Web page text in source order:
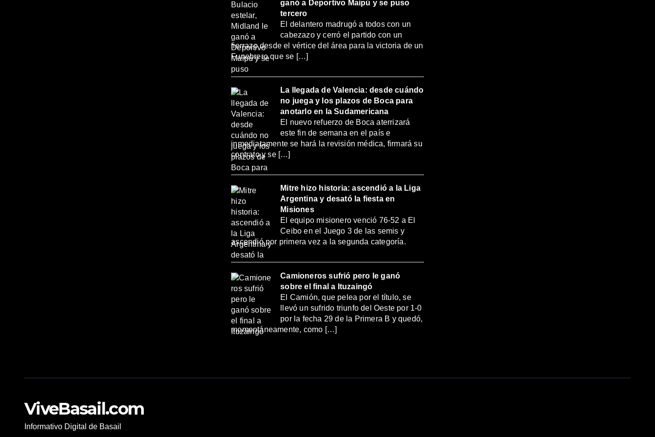
ganó a Deportivo Maipú y se puso
tercero
El delantero madrugó a todos con un
cabezazo y cerró el partido con un
fierrazo desde el vértice del área para la victoria de un
Funebrero que se […]
La llegada de Valencia: desde cuándo
no juega y los plazos de Boca para
anotarlo en la Sudamericana
El nuevo refuerzo de Boca aterrizará
este fin de semana en el país e
inmediatamente se hará la revisión médica, firmará su
contrato y se […]
Mitre hizo historia: ascendió a la Liga
Argentina y desató la fiesta en
Misiones
El equipo misionero venció 76-52 a El
Ceibo en el Juego 3 de las semis y
ascendió por primera vez a la segunda categoría.
Camioneros sufrió pero le ganó
sobre el final a Ituzaingó
El Camión, que pelea por el título, se
llevó un sufrido triunfo del Oeste por 1-0
por la fecha 29 de la Primera B y quedó,
momentáneamente, como […]
ViveBasail.com
Informativo Digital de Basail